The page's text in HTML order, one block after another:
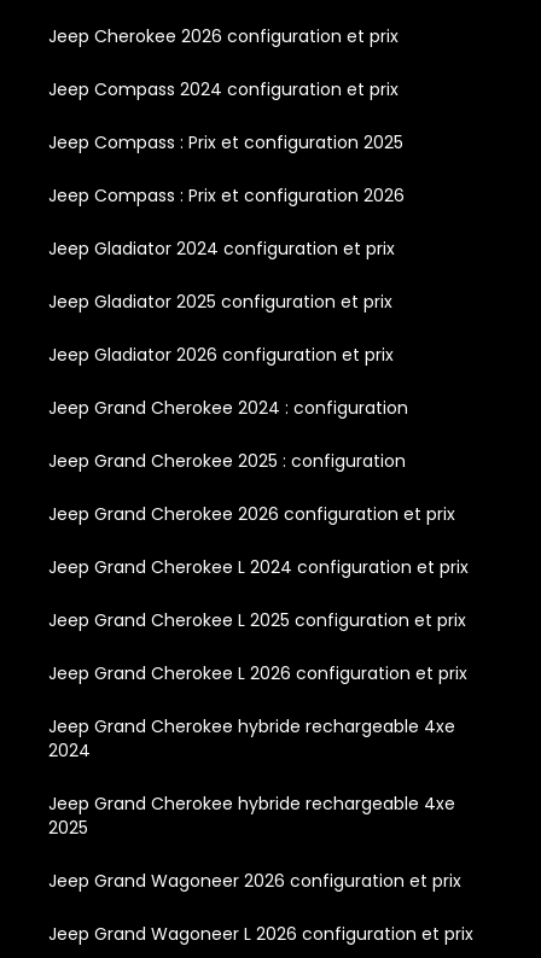
Jeep Cherokee 2026 configuration et prix
Jeep Compass 2024 configuration et prix
Jeep Compass : Prix et configuration 2025
Jeep Compass : Prix et configuration 2026
Jeep Gladiator 2024 configuration et prix
Jeep Gladiator 2025 configuration et prix
Jeep Gladiator 2026 configuration et prix
Jeep Grand Cherokee 2024 : configuration
Jeep Grand Cherokee 2025 : configuration
Jeep Grand Cherokee 2026 configuration et prix
Jeep Grand Cherokee L 2024 configuration et prix
Jeep Grand Cherokee L 2025 configuration et prix
Jeep Grand Cherokee L 2026 configuration et prix
Jeep Grand Cherokee hybride rechargeable 4xe
2024
Jeep Grand Cherokee hybride rechargeable 4xe
2025
Jeep Grand Wagoneer 2026 configuration et prix
Jeep Grand Wagoneer L 2026 configuration et prix